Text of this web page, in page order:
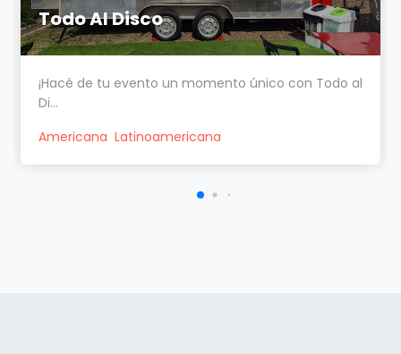
Todo Al Disco
¡Hacé de tu evento un momento único con Todo al
Di...
Americana Latinoamericana